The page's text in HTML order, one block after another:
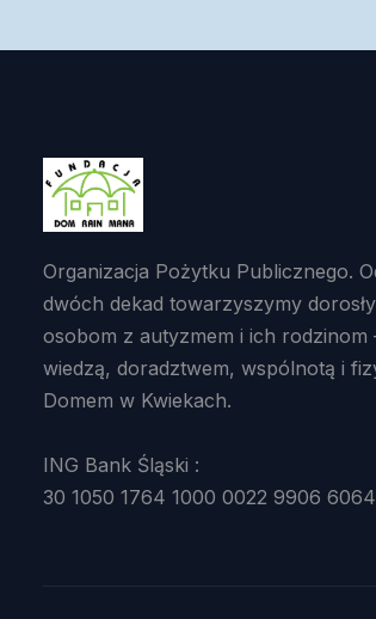
Organizacja Pożytku Publicznego.
dwóch dekad towarzyszymy
osobom z autyzmem i ich
wiedzą, doradztwem, wspólnotą i
Domem w Kwiekach.
ING Bank Śląski :
30 1050 1764 1000 0022 9906 6064